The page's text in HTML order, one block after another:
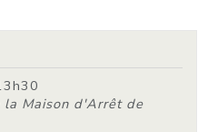
Maison d'Arrêt de